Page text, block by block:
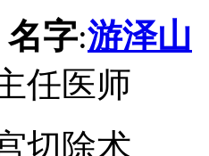
名字:游泽山
任医师
切除术